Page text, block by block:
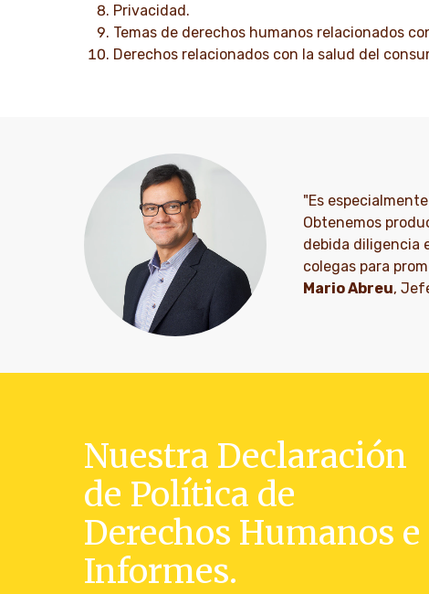
Privacidad.
Temas de derechos humanos relacionados
Derechos relacionados con la salud del
"Es
Obtenemos
debida diligencia
colegas para
Mario Abreu,
Nuestra Declaración
de Política de
Derechos Humanos e
Informes.